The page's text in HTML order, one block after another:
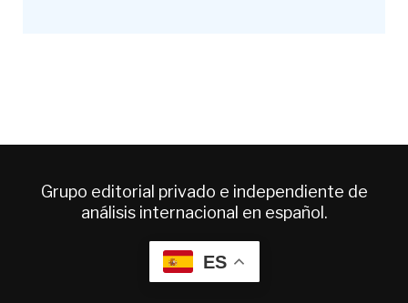
Grupo editorial privado e independiente de
análisis internacional en español.
ES